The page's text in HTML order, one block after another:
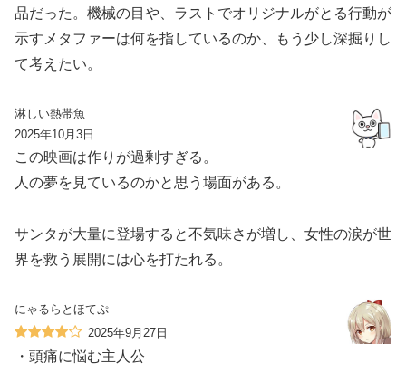
品だった。機械の目や、ラストでオリジナルがとる行動が
示すメタファーは何を指しているのか、もう少し深掘りし
て考えたい。
淋しい熱帯魚
2025年10月3日
この映画は作りが過剰すぎる。
人の夢を見ているのかと思う場面がある。
サンタが大量に登場すると不気味さが増し、女性の涙が世
界を救う展開には心を打たれる。
にゃるらとほてぷ
2025年9月27日
・頭痛に悩む主人公